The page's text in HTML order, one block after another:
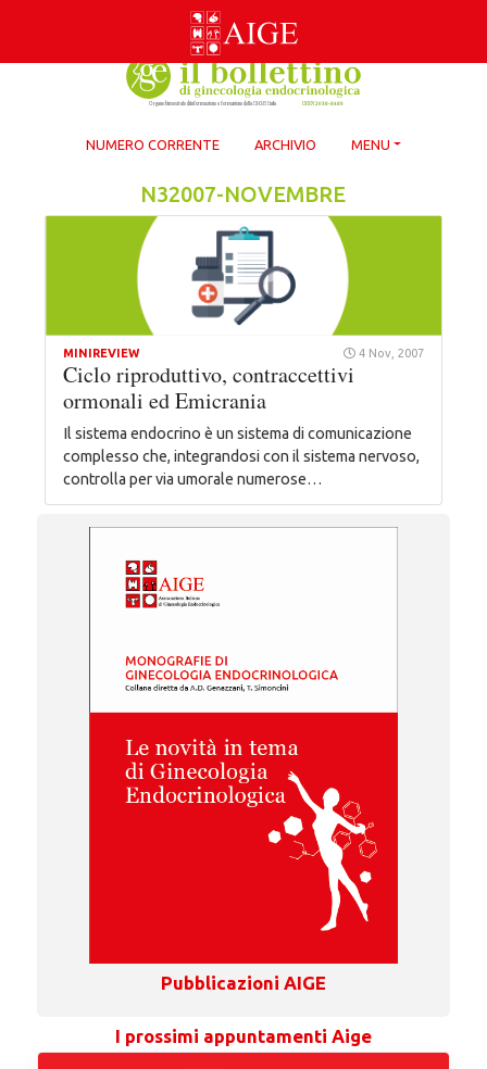
NUMERO CORRENTE ARCHIVIO MENU
N32007-NOVEMBRE
MINIREVIEW 4 Nov, 2007
Ciclo riproduttivo, contraccettivi
ormonali ed Emicrania
Il sistema endocrino è un sistema di comunicazione
complesso che, integrandosi con il sistema nervoso,
controlla per via umorale numerose…
Pubblicazioni AIGE
I prossimi appuntamenti Aige